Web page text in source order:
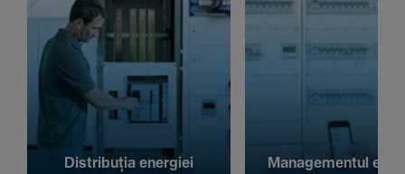
Distribuția energiei Managementul